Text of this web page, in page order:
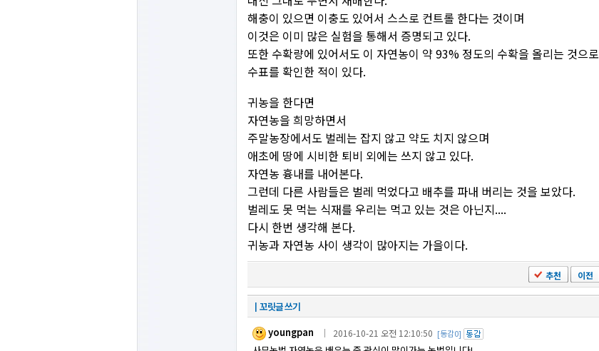
해충이 있으면 이충도 있어서 스스로 컨트롤 한다는 것이며
이것은 이미 많은 실험을 통해서 증명되고 있다.
또한 수확량에 있어서도 이 자연농이 약 93% 정도의 수확을 올리는 것으로
수표를 확인한 적이 있다.
귀농을 한다면
자연농을 희망하면서
주말농장에서도 벌레는 잡지 않고 약도 치지 않으며
애초에 땅에 시비한 퇴비 외에는 쓰지 않고 있다.
자연농 흉내를 내어본다.
그런데 다른 사람들은 벌레 먹었다고 배추를 파내 버리는 것을 보았다.
벌레도 못 먹는 식재를 우리는 먹고 있는 것은 아닌지....
다시 한번 생각해 본다.
귀농과 자연농 사이 생각이 많아지는 가을이다.
추천 이전
┃꼬릿글 쓰기
youngpan
｜ 2016-10-21 오전 12:10:50 [동감0]